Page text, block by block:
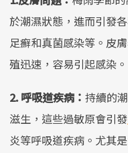
於潮濕狀態，進而引發
足癬和真菌感染等。皮
殖迅速，容易引起感染。
2. 呼吸道疾病： 持續的
滋生，這些過敏原會引發
炎等呼吸道疾病。尤其